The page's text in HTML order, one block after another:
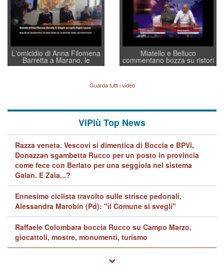
L'omicidio di Anna Filomena
Barretta a Marano, le
indagini dei carabinieri di
quelle di... Barbara D'Urso
Miatello e Belluco
commentano bozza su ristori
BPVi e Veneto Banca
Guarda tutti i video
ViPiù Top News
Razza veneta. Vescovi si dimentica di Boccia e BPVi,
Donazzan sgambetta Rucco per un posto in provincia
come fece con Berlato per una seggiola nel sistema
Galan. E Zaia...?
Ennesimo ciclista travolto sulle strisce pedonali,
Alessandra Marobin (Pd): "il Comune si svegli"
Raffaele Colombara boccia Rucco su Campo Marzo,
giocattoli, mostre, monumenti, turismo